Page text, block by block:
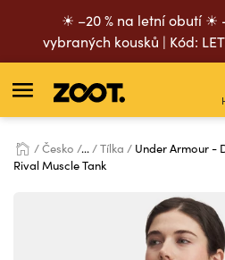
☀ –20 % na letní obutí ☀
vybraných kousků | Kód:
Česko ... Tílka
Under Armour -
Rival Muscle Tank